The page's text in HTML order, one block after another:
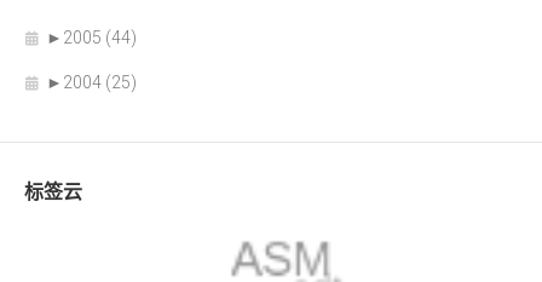
► 2005 (44)
► 2004 (25)
标签云